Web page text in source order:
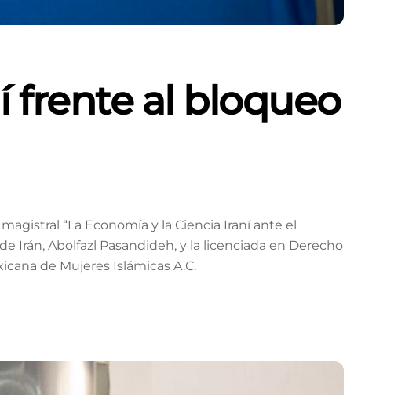
frente al bloqueo
“La Economía y la Ciencia Iraní ante el
Irán, Abolfazl Pasandideh, y la licenciada en Derecho
de Mujeres Islámicas A.C.